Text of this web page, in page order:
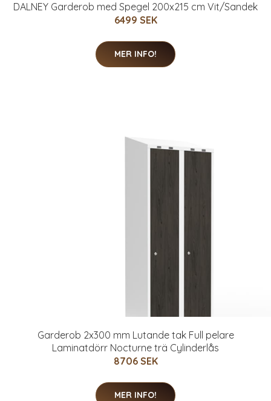
DALNEY Garderob med Spegel 200x215 cm Vit/Sandek
6499 SEK
MER INFO!
Garderob 2x300 mm Lutande tak Full pelare
Laminatdörr Nocturne trä Cylinderlås
8706 SEK
MER INFO!